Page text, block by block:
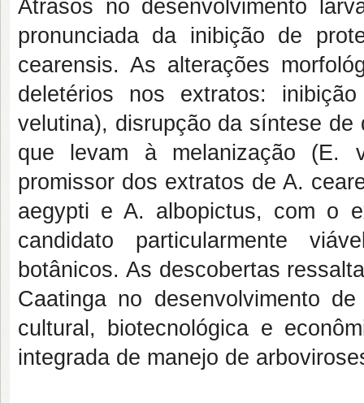
Atrasos no desenvolvimento
pronunciada da inibição de
cearensis. As alterações
deletérios nos extratos:
velutina), disrupção da síntese
que levam à melanização (E.
promissor dos extratos de A.
aegypti e A. albopictus, com o
candidato particularmente
botânicos. As descobertas
Caatinga no desenvolvimento
cultural, biotecnológica e
integrada de manejo de